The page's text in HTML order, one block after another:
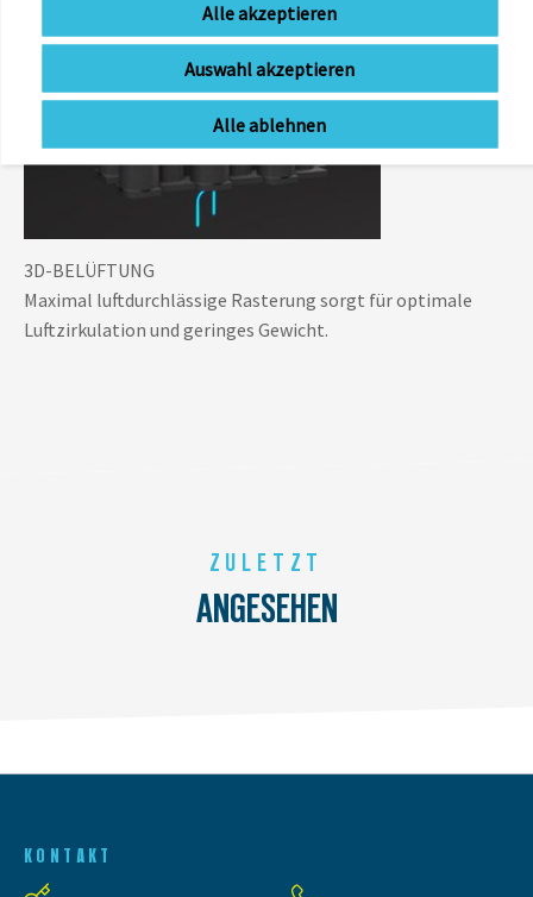
entwickelter TPE-Mischung und Geometrie.
3D-BELÜFTUNG
Maximal luftdurchlässige Rasterung sorgt für optimale
Luftzirkulation und geringes Gewicht.
ZULETZT
ANGESEHEN
KONTAKT
Alle akzeptieren
Auswahl akzeptieren
Alle ablehnen